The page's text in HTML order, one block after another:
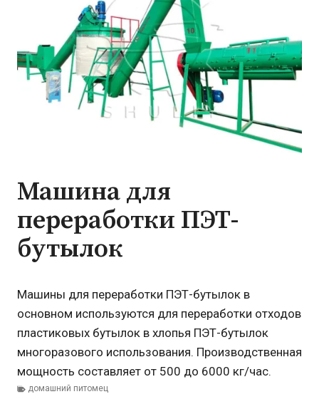
Машина для
переработки ПЭТ-
бутылок
Машины для переработки ПЭТ-бутылок в
основном используются для переработки отходов
пластиковых бутылок в хлопья ПЭТ-бутылок
многоразового использования. Производственная
мощность составляет от 500 до 6000 кг/час.
домашний питомец